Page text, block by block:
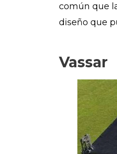
común que
diseño que
Vassar